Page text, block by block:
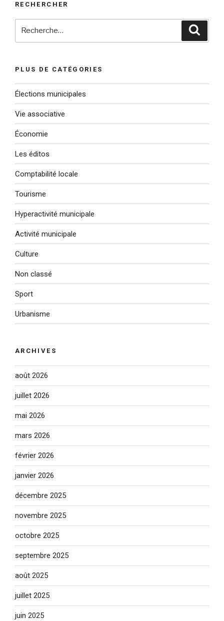
RECHERCHER
PLUS DE CATÉGORIES
Élections municipales
Vie associative
Économie
Les éditos
Comptabilité locale
Tourisme
Hyperactivité municipale
Activité municipale
Culture
Non classé
Sport
Urbanisme
ARCHIVES
août 2026
juillet 2026
mai 2026
mars 2026
février 2026
janvier 2026
décembre 2025
novembre 2025
octobre 2025
septembre 2025
août 2025
juillet 2025
juin 2025